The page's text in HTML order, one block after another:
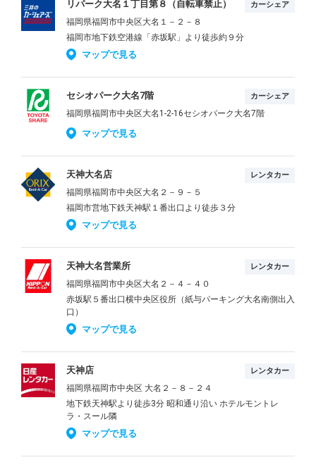
リパーク大名１丁目第８（自転車禁止） カーシェア
福岡県福岡市中央区大名１－２－８
福岡市地下鉄空港線「赤坂駅」より徒歩約９分
マップで見る
セシオパーク大名7階 カーシェア
福岡県福岡市中央区大名1-2-16セシオパーク大名7階
マップで見る
天神大名店 レンタカー
福岡県福岡市中央区大名２－９－５
福岡市営地下鉄天神駅１番出口より徒歩３分
マップで見る
天神大名営業所 レンタカー
福岡県福岡市中央区大名２－４－４０
赤坂駅５番出口横中央区役所（紙与パーキング大名南側出入
口）
マップで見る
天神店 レンタカー
福岡県福岡市中央区 大名２－８－２４
地下鉄天神駅より徒歩3分 昭和通り沿い ホテルモントレ
ラ・スール隣
マップで見る